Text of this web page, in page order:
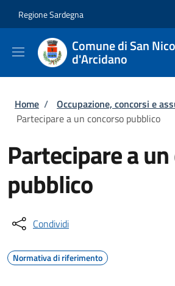
Regione Sardegna
Comune di San
d'Arcidano
Briciole di pane
Home / Occupazione, concorsi e
Partecipare a un concorso pubblico
Partecipare a
pubblico
Condividi
Normativa di riferimento